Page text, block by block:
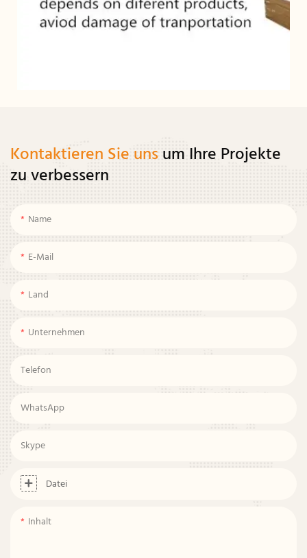
Kontaktieren Sie unsum Ihre Projekte
zu verbessern
Name
E-Mail
Land
Unternehmen
Telefon
WhatsApp
Skype
Datei
Inhalt